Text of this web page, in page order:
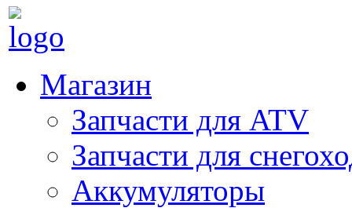
Магазин
Запчасти для ATV
Запчасти для
Аккумуляторы